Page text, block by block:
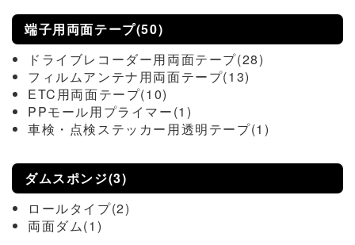
端子用両面テープ(50)
ドライブレコーダー用両面テープ(28)
フィルムアンテナ用両面テープ(13)
ETC用両面テープ(10)
PPモール用プライマー(1)
車検・点検ステッカー用透明テープ(1)
ダムスポンジ(3)
ロールタイプ(2)
両面ダム(1)